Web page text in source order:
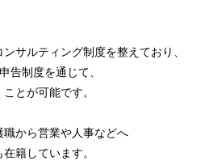
サルティング制度を整えており、
告制度を通じて、
とが可能です。
から営業や人事などへ
籍しています。